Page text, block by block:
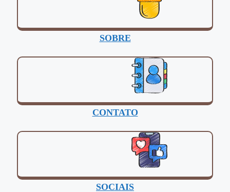
SOBRE
CONTATO
SOCIAIS